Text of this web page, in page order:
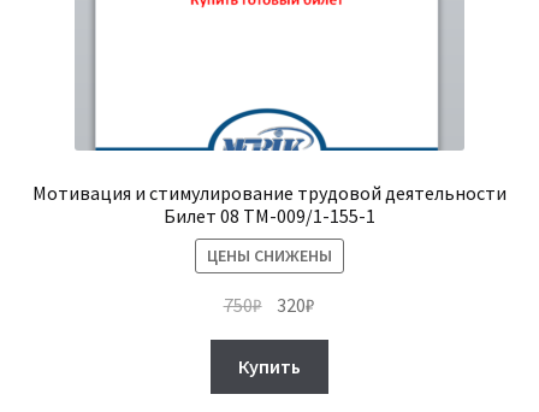
Мотивация и стимулирование трудовой деятельности
Билет 08 ТМ-009/1-155-1
ЦЕНЫ СНИЖЕНЫ
750₽ Первоначальная
цена
составляла
750₽.
320₽
цена:
Купить